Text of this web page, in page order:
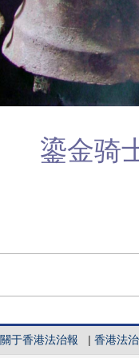
鎏金骑
關于香港法治報 | 香港法